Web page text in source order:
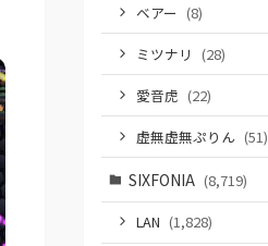
ベアー (8)
ミツナリ (28)
愛音虎 (22)
虚無虚無ぷりん (51)
SIXFONIA (8,719)
LAN (1,828)